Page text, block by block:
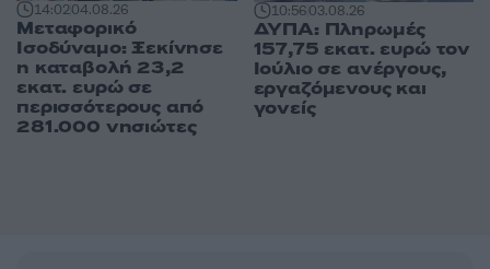
14:0204.08.26
Μεταφορικό
Ισοδύναμο: Ξεκίνησε
η καταβολή 23,2
εκατ. ευρώ σε
περισσότερους από
281.000 νησιώτες
10:5603.08.26
ΔΥΠΑ: Πληρωμές
157,75 εκατ. ευρώ τον
Ιούλιο σε ανέργους,
εργαζόμενους και
γονείς